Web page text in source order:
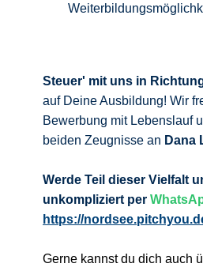
Steuer' mit uns in
auf Deine Ausbildung! Wir
Bewerbung mit Lebenslauf
beiden Zeugnisse an Dana
Werde Teil dieser Vielfalt
unkompliziert per
https://
Gerne kannst du dich auch